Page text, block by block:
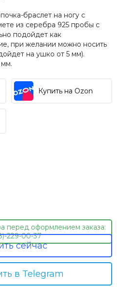
браслет на ногу с
из серебра 925 пробы с
подойдет как
при желании можно носить
на ушко от 5 мм).
Купить на Ozon
перед оформлением заказа:
229-00-37
в Telegram
сейчас